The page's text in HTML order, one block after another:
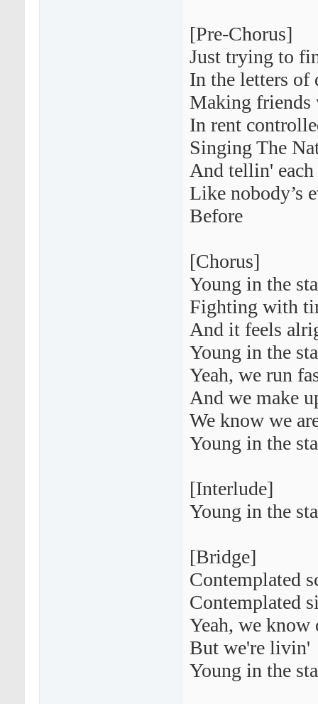
[Pre-Chorus]
Just trying to
In the letters of
Making friends
In rent
Singing The
And tellin' each
Like nobody’s
Before
[Chorus]
Young in the
Fighting with
And it feels
Young in the
Yeah, we run
And we make
We know we
Young in the
[Interlude]
Young in the
[Bridge]
Contemplated
Contemplated
Yeah, we
But we're livin'
Young in the